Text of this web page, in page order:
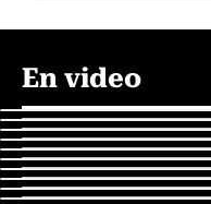
En video